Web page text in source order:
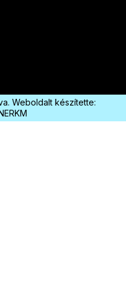
Weboldalt készítette: